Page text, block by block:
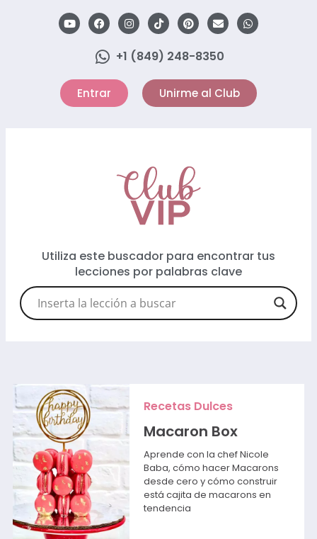
+1 (849) 248-8350
Entrar Unirme al Club
Utiliza este buscador para encontrar tus
lecciones por palabras clave
Recetas Dulces
Macaron Box
Aprende con la chef Nicole
Baba, cómo hacer Macarons
desde cero y cómo construir
está cajita de macarons en
tendencia